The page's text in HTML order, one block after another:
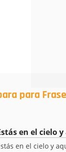
para
en el cielo
en el cielo y